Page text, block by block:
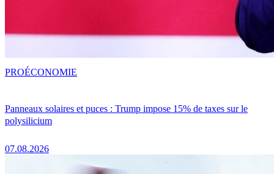
Panneaux solaires et puces : Trump impose 15% de taxes sur le
polysilicium
07.08.2026
PROÉCONOMIE